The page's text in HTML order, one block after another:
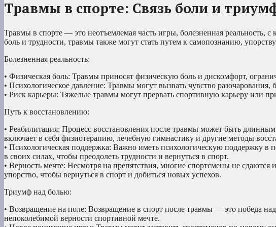
Травмы в спорте: Связь боли и
Травмы в спорте — это неотъемлемая часть игры, болезненная реальность,
боль и трудности, травмы также могут стать путем к самопознанию,
Болезненная реальность:
• Физическая боль: Травмы приносят физическую боль и дискомфорт,
• Психологическое давление: Травмы могут вызвать чувство разочарования,
• Риск карьеры: Тяжелые травмы могут прервать спортивную карьеру или
Путь к восстановлению:
• Реабилитация: Процесс восстановления после травмы может быть
включает в себя физиотерапию, лечебную гимнастику и другие методы
• Психологическая поддержка: Важно иметь психологическую поддержку
в своих силах, чтобы преодолеть трудности и вернуться в спорт.
• Верность мечте: Несмотря на препятствия, многие спортсмены не
упорство, чтобы вернуться в спорт и добиться новых успехов.
Триумф над болью:
• Возвращение на поле: Возвращение в спорт после травмы — это победа
непоколебимой верности спортивной мечте.